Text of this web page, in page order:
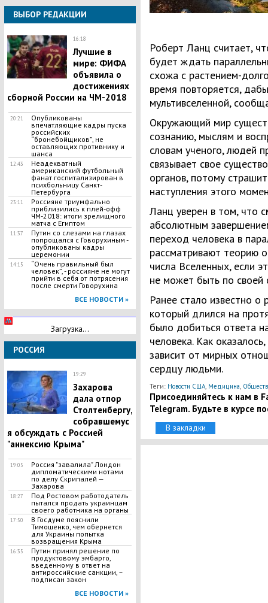
ВЫБОР РЕДАКЦИИ
16:18
Лучшие в
мире: ФИФА
объявила о
достижениях
сборной России на ЧМ-2018
20:21
Опубликованы
впечатляющие кадры пуска
российских
“бронебойщиков”, не
оставляющих противнику и
шанса
12:43
Неадекватный
американский футбольный
фанат госпитализирован в
психбольницу Санкт-
Петербурга
23:11
Россияне триумфально
приблизились к плей-офф
ЧМ-2018: итоги зрелищного
матча с Египтом
11:37
Путин со слезами на глазах
попрощался с Говорухиным -
опубликованы кадры
церемонии
14:15
​“Очень правильный был
человек”, - россияне не могут
прийти в себя от потрясения
после смерти Говорухина
ВСЕ НОВОСТИ »
Загрузка...
РОССИЯ
19:29
Захарова
дала отпор
Столтенбергу,
собравшемус
я обсуждать с Россией
"аннексию Крыма"
19:05
Россия "завалила" Лондон
дипломатическими нотами
по делу Скрипалей —
Захарова
18:27
Под Ростовом работодатель
пытался продать украинцам
своего работника на органы
17:50
В Госдуме пояснили
Тимошенко, чем обернется
для Украины попытка
возвращения Крыма
16:35
Путин принял решение по
продуктовому эмбарго,
введенному в ответ на
антироссийские санкции, –
подписан закон
ВСЕ НОВОСТИ »
Роберт Ланц считает,
будет ждать
схожа с растением-
время повторяется,
мультивселенной,
Окружающий мир
сознанию, мыслям и
словам ученого, людей
связывает свое
органов, потому
наступления этого
Ланц уверен в том, что
абсолютным
переход человека в
рассматривают теорию
числа Вселенных, если
не может быть по своей
Ранее стало известно о
который длился на
было добиться ответа
человека. Как
зависит от мирных
сердцу людьми.
Теги: Новости США, Медицина,
Присоединяйтесь к нам в
Telegram. Будьте в курсе
В закладки